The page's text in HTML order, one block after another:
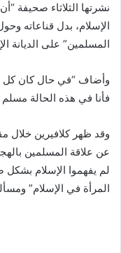
نشرتها الثلاثاء صحيفة
الإسلام، بدل قناعاته
المسلمين” على الديانة
وأضاف “في حال كان كل
فأنا في هذه الحالة مسلم
عن علاقة المسلمين
لم يفهموا الإسلام بشكل
المرأة في الإسلام”